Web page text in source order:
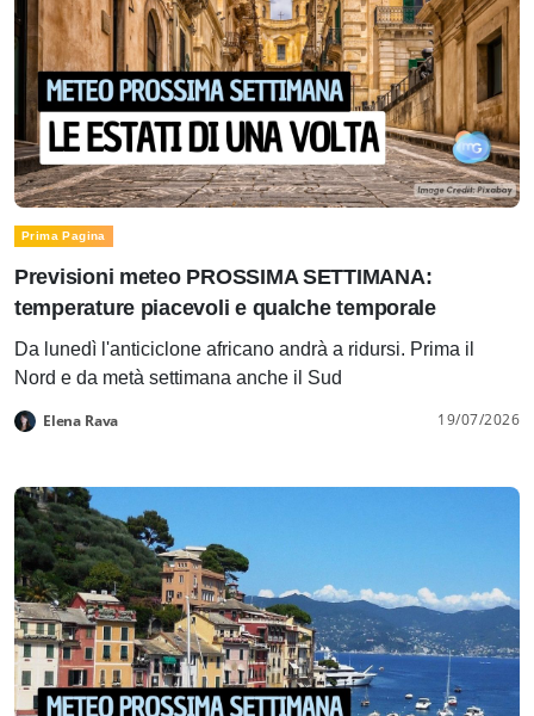
Prima Pagina
Previsioni meteo PROSSIMA SETTIMANA:
temperature piacevoli e qualche temporale
Da lunedì l'anticiclone africano andrà a ridursi. Prima il
Nord e da metà settimana anche il Sud
Elena Rava 19/07/2026